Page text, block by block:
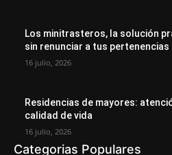
Los minitrasteros, la solución
sin renunciar a tus pertenencias
16 julio, 2026
Residencias de mayores:
calidad de vida
16 julio, 2026
Categorias Populares